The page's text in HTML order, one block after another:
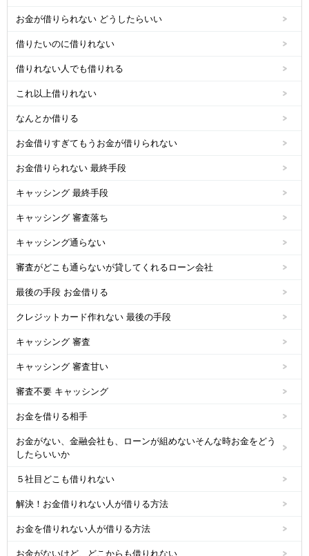
お金が借りられない どうしたらいい
借りたいのに借りれない
借りれない人でも借りれる
これ以上借りれない
なんとか借りる
お金借りすぎてもうお金が借りられない
お金借りられない 最終手段
キャッシング 最終手段
キャッシング 審査落ち
キャッシング通らない
審査がどこも通らないが貸してくれるローン会社
最後の手段 お金借りる
クレジットカード作れない 最後の手段
キャッシング 審査
キャッシング 審査甘い
審査不要 キャッシング
お金を借りる相手
お金がない、金融会社も、ローンが組めないそんな時お金をどう
したらいいか
５社目どこも借りれない
解決！お金借りれない人が借りる方法
お金を借りれない人が借りる方法
お金がないけど、どこからも借りれない